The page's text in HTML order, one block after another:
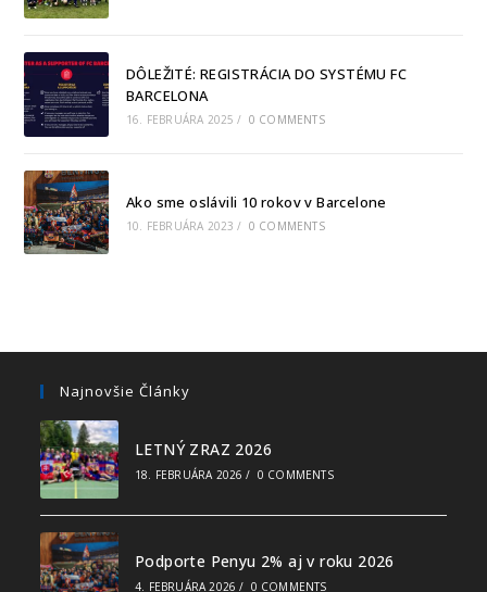
DÔLEŽITÉ: REGISTRÁCIA DO SYSTÉMU FC
BARCELONA
16. FEBRUÁRA 2025 / 0 COMMENTS
Ako sme oslávili 10 rokov v Barcelone
10. FEBRUÁRA 2023 / 0 COMMENTS
Najnovšie Články
LETNÝ ZRAZ 2026
18. FEBRUÁRA 2026 / 0 COMMENTS
Podporte Penyu 2% aj v roku 2026
4. FEBRUÁRA 2026 / 0 COMMENTS